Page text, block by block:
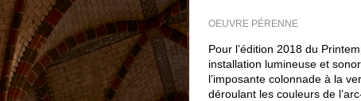
OEUVRE PÉRENNE
Pour l’édition 2018 du
installation lumineuse et
l’imposante colonnade à la
déroulant les couleurs de